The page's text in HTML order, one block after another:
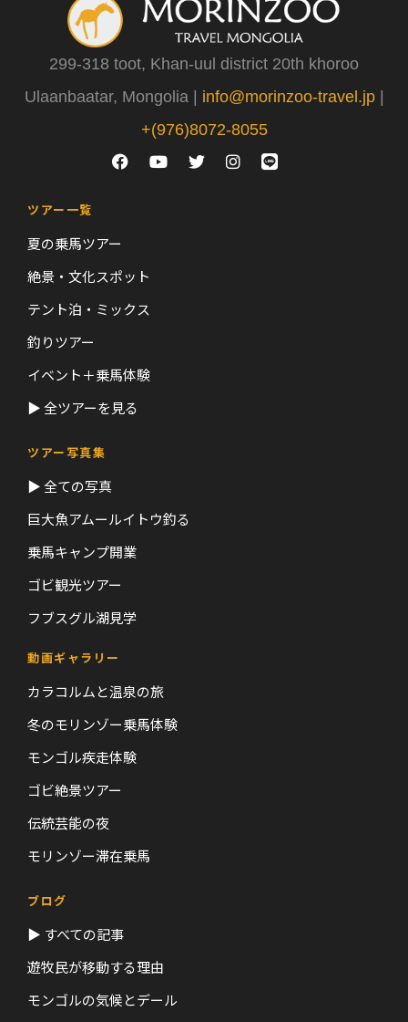
299-318 toot, Khan-uul district 20th khoroo
Ulaanbaatar, Mongolia | info@morinzoo-travel.jp|
+(976)8072-8055
ツアー一覧
夏の乗馬ツアー
絶景・文化スポット
テント泊・ミックス
釣りツアー
イベント＋乗馬体験
▶ 全ツアーを見る
ツアー写真集
▶ 全ての写真
巨大魚アムールイトウ釣る
乗馬キャンプ開業
ゴビ観光ツアー
フブスグル湖見学
動画ギャラリー
カラコルムと温泉の旅
冬のモリンゾー乗馬体験
モンゴル疾走体験
ゴビ絶景ツアー
伝統芸能の夜
モリンゾー滞在乗馬
ブログ
▶ すべての記事
遊牧民が移動する理由
モンゴルの気候とデール